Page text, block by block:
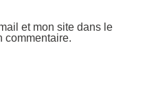
et mon site dans le
commentaire.